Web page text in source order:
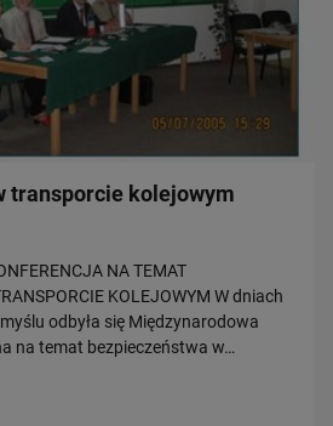
transporcie kolejowym
NA TEMAT
KOLEJOWYM W dniach
odbyła się Międzynarodowa
na temat bezpieczeństwa w…